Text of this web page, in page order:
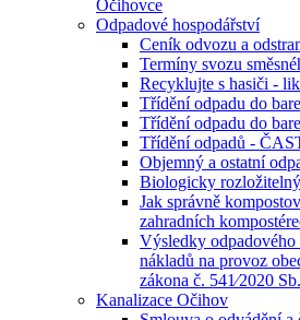
Očihovce
Odpadové hospodářství
Ceník odvozu a
Termíny svozu
Recyklujte s hasiči -
Třídění odpadu do
Třídění odpadu do
Třídění odpadů -
Objemný a ostatní
Biologicky
Jak správně
zahradních
Výsledky odpadového
nákladů na provoz
zákona č. 541⁄2020
Kanalizace Očihov